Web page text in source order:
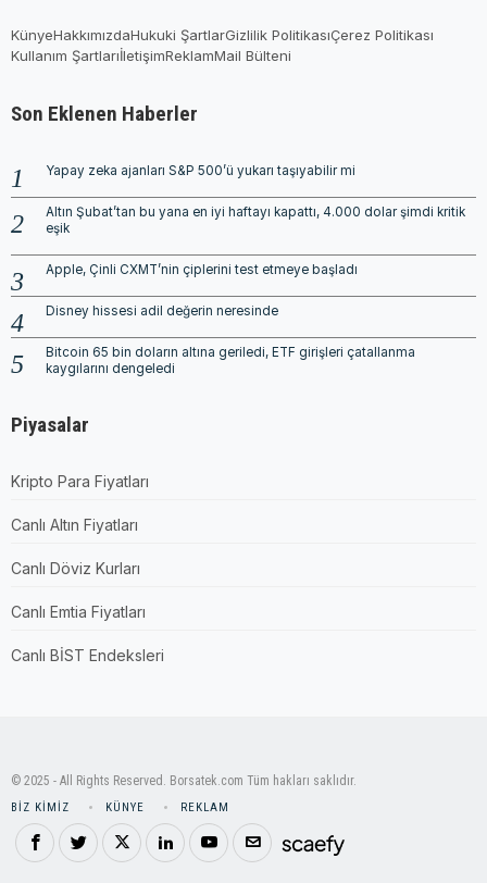
KünyeHakkımızdaHukuki ŞartlarGizlilik PolitikasıÇerez Politikası
Kullanım ŞartlarıİletişimReklamMail Bülteni
Son Eklenen Haberler
Yapay zeka ajanları S&P 500’ü yukarı taşıyabilir mi
Altın Şubat’tan bu yana en iyi haftayı kapattı, 4.000 dolar şimdi kritik
eşik
Apple, Çinli CXMT’nin çiplerini test etmeye başladı
Disney hissesi adil değerin neresinde
Bitcoin 65 bin doların altına geriledi, ETF girişleri çatallanma
kaygılarını dengeledi
Piyasalar
Kripto Para Fiyatları
Canlı Altın Fiyatları
Canlı Döviz Kurları
Canlı Emtia Fiyatları
Canlı BİST Endeksleri
© 2025 - All Rights Reserved. Borsatek.com Tüm hakları saklıdır.
BIZ KIMIZ KÜNYE REKLAM